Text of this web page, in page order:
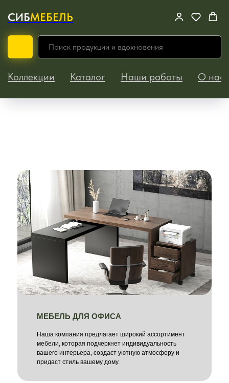
СИБМЕБЕЛЬ
Коллекции Каталог Наши работы О нас
МЕБЕЛЬ ДЛЯ ОФИСА
Наша компания предлагает широкий ассортимент
мебели, которая подчеркнет индивидуальность
вашего интерьера, создаст уютную атмосферу и
придаст стиль вашему дому.